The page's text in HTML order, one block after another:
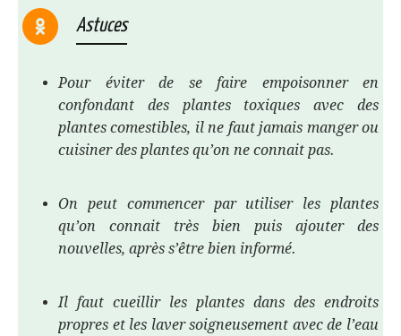
Astuces
Pour éviter de se faire empoisonner en
confondant des plantes toxiques avec des
plantes comestibles, il ne faut jamais manger ou
cuisiner des plantes qu’on ne connait pas.
On peut commencer par utiliser les plantes
qu’on connait très bien puis ajouter des
nouvelles, après s’être bien informé.
Il faut cueillir les plantes dans des endroits
propres et les laver soigneusement avec de l’eau